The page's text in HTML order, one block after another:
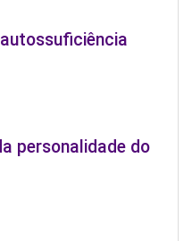
autossuficiência
personalidade do